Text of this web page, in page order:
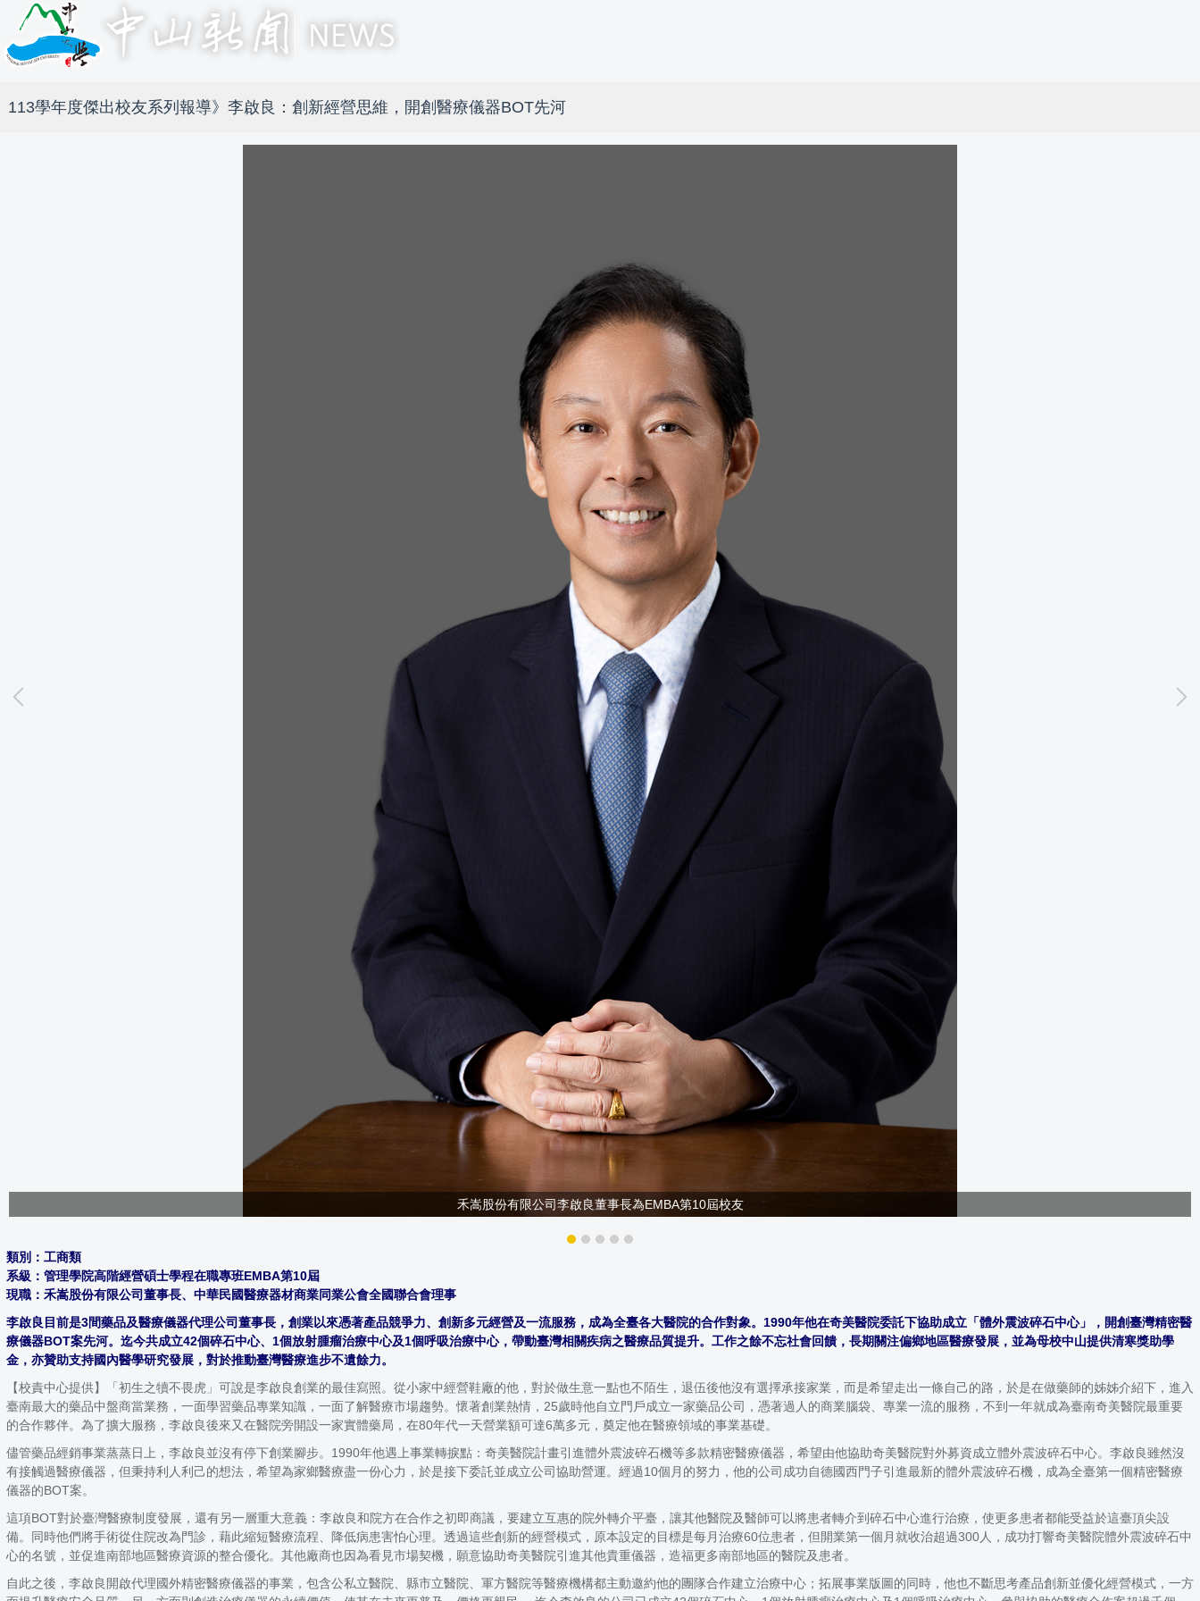
113學年度傑出校友系列報導》李啟良：創新經營思維，開創醫療儀器BOT先河
禾嵩股份有限公司李啟良董事長為EMBA第10屆校友
類別：工商類
系級：管理學院高階經營碩士學程在職專班EMBA第10屆
現職：禾嵩股份有限公司董事長、中華民國醫療器材商業同業公會全國聯合會理事
李啟良目前是3間藥品及醫療儀器代理公司董事長，創業以來憑著產品競爭力、創新多元經營及一流服務，成為全臺各大醫院的合作對象。1990年他在奇美醫院委託下協助成立「體外震波碎石中心」，開創臺灣精密醫
療儀器BOT案先河。迄今共成立42個碎石中心、1個放射腫瘤治療中心及1個呼吸治療中心，帶動臺灣相關疾病之醫療品質提升。工作之餘不忘社會回饋，長期關注偏鄉地區醫療發展，並為母校中山提供清寒獎助學
金，亦贊助支持國內醫學研究發展，對於推動臺灣醫療進步不遺餘力。
【校責中心提供】「初生之犢不畏虎」可說是李啟良創業的最佳寫照。從小家中經營鞋廠的他，對於做生意一點也不陌生，退伍後他沒有選擇承接家業，而是希望走出一條自己的路，於是在做藥師的姊姊介紹下，進入
臺南最大的藥品中盤商當業務，一面學習藥品專業知識，一面了解醫療市場趨勢。懷著創業熱情，25歲時他自立門戶成立一家藥品公司，憑著過人的商業腦袋、專業一流的服務，不到一年就成為臺南奇美醫院最重要
的合作夥伴。為了擴大服務，李啟良後來又在醫院旁開設一家實體藥局，在80年代一天營業額可達6萬多元，奠定他在醫療領域的事業基礎。
儘管藥品經銷事業蒸蒸日上，李啟良並沒有停下創業腳步。1990年他遇上事業轉捩點：奇美醫院計畫引進體外震波碎石機等多款精密醫療儀器，希望由他協助奇美醫院對外募資成立體外震波碎石中心。李啟良雖然沒
有接觸過醫療儀器，但秉持利人利己的想法，希望為家鄉醫療盡一份心力，於是接下委託並成立公司協助營運。經過10個月的努力，他的公司成功自德國西門子引進最新的體外震波碎石機，成為全臺第一個精密醫療
儀器的BOT案。
這項BOT對於臺灣醫療制度發展，還有另一層重大意義：李啟良和院方在合作之初即商議，要建立互惠的院外轉介平臺，讓其他醫院及醫師可以將患者轉介到碎石中心進行治療，使更多患者都能受益於這臺頂尖設
備。同時他們將手術從住院改為門診，藉此縮短醫療流程、降低病患害怕心理。透過這些創新的經營模式，原本設定的目標是每月治療60位患者，但開業第一個月就收治超過300人，成功打響奇美醫院體外震波碎石中
心的名號，並促進南部地區醫療資源的整合優化。其他廠商也因為看見市場契機，願意協助奇美醫院引進其他貴重儀器，造福更多南部地區的醫院及患者。
自此之後，李啟良開啟代理國外精密醫療儀器的事業，包含公私立醫院、縣市立醫院、軍方醫院等醫療機構都主動邀約他的團隊合作建立治療中心；拓展事業版圖的同時，他也不斷思考產品創新並優化經營模式，一方